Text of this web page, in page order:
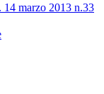
marzo 2013 n.33